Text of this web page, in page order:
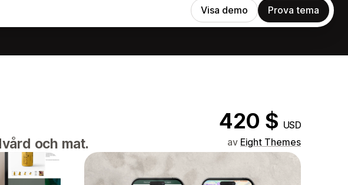
Visa demo Prova tema
420 $ USD
och mat. av Eight Themes